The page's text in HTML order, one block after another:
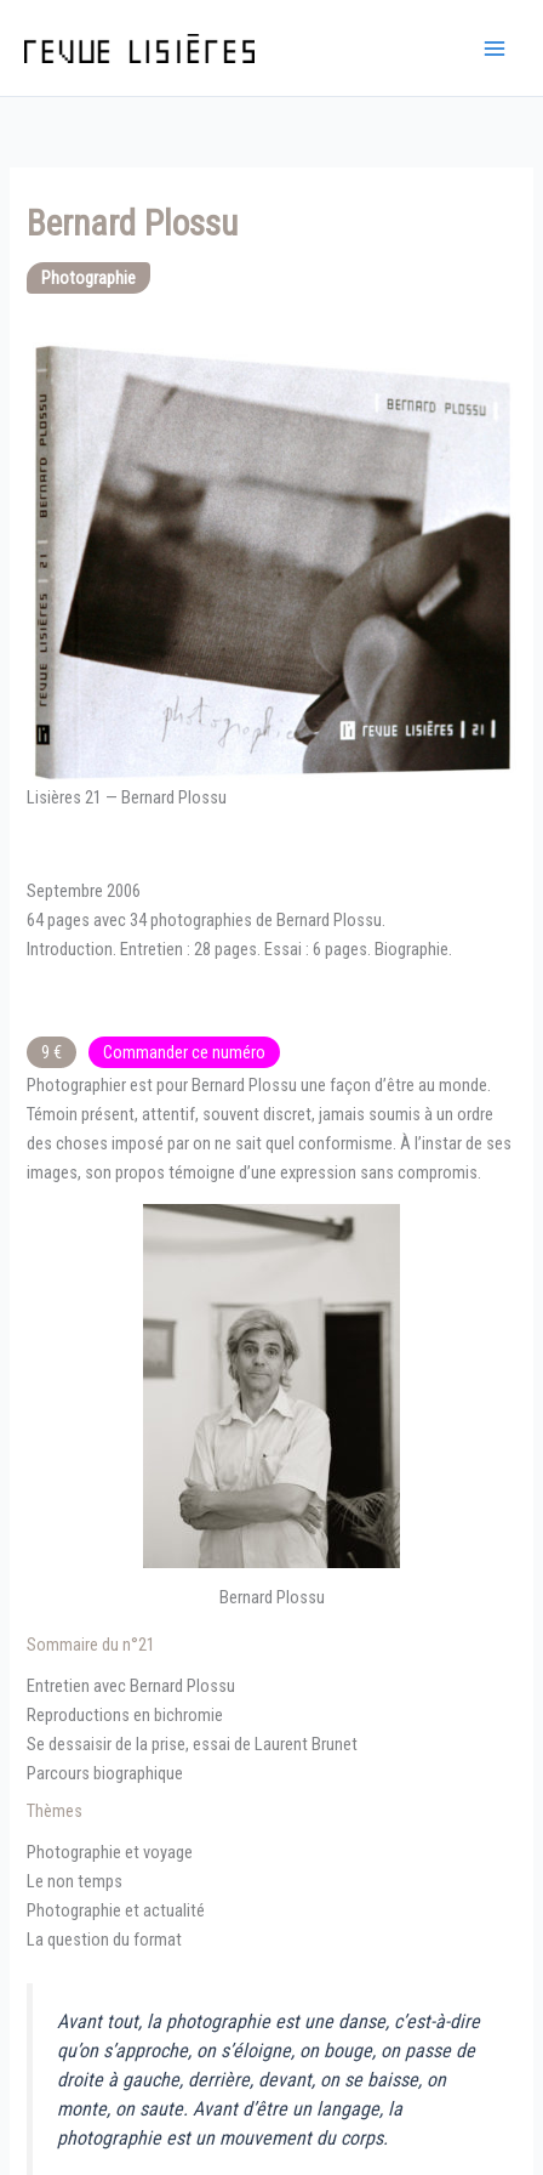
Bernard Plossu
Photographie
Lisières 21 — Bernard Plossu
Septembre 2006
64 pages avec 34 photographies de Bernard Plossu.
Introduction. Entretien : 28 pages. Essai : 6 pages. Biographie.
9 €
Commander ce numéro
Photographier est pour Bernard Plossu une façon d’être au monde.
Témoin présent, attentif, souvent discret, jamais soumis à un ordre
des choses imposé par on ne sait quel conformisme. À l’instar de ses
images, son propos témoigne d’une expression sans compromis.
Bernard Plossu
Sommaire du n°21
Entretien avec Bernard Plossu
Reproductions en bichromie
Se dessaisir de la prise, essai de Laurent Brunet
Parcours biographique
Thèmes
Photographie et voyage
Le non temps
Photographie et actualité
La question du format
Avant tout, la photographie est une danse, c’est-à-dire
qu’on s’approche, on s’éloigne, on bouge, on passe de
droite à gauche, derrière, devant, on se baisse, on
monte, on saute. Avant d’être un langage, la
photographie est un mouvement du corps.